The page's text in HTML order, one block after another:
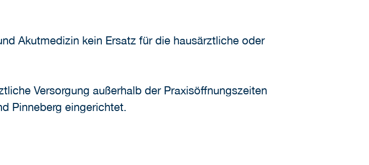
Akutmedizin kein Ersatz für die hausärztliche oder
Versorgung außerhalb der Praxisöffnungszeiten
Pinneberg eingerichtet.